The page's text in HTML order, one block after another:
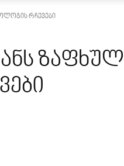
რჩევები